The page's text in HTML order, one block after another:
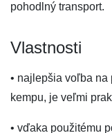
pohodlný transport.
Vlastnosti
• najlepšia voľba na
kempu, je veľmi
• vďaka použitému